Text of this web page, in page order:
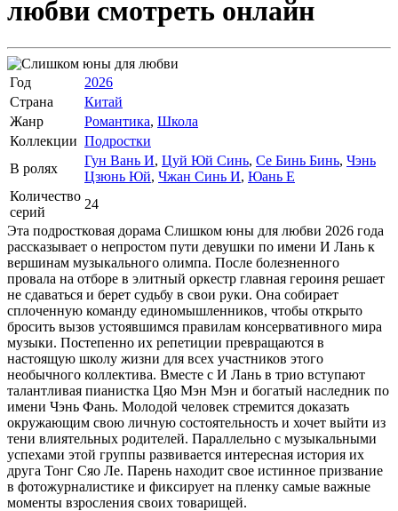
любви смотреть онлайн
Год
2026
Страна
Китай
Жанр
Романтика, Школа
Коллекции Подростки
В ролях
Гун Вань И, Цуй Юй Синь, Се Бинь Бинь, Чэнь
Цзюнь Юй, Чжан Синь И, Юань Е
Количество
серий
24
Эта подростковая дорама Слишком юны для любви 2026 года
рассказывает о непростом пути девушки по имени И Лань к
вершинам музыкального олимпа. После болезненного
провала на отборе в элитный оркестр главная героиня решает
не сдаваться и берет судьбу в свои руки. Она собирает
сплоченную команду единомышленников, чтобы открыто
бросить вызов устоявшимся правилам консервативного мира
музыки. Постепенно их репетиции превращаются в
настоящую школу жизни для всех участников этого
необычного коллектива. Вместе с И Лань в трио вступают
талантливая пианистка Цяо Мэн Мэн и богатый наследник по
имени Чэнь Фань. Молодой человек стремится доказать
окружающим свою личную состоятельность и хочет выйти из
тени влиятельных родителей. Параллельно с музыкальными
успехами этой группы развивается интересная история их
друга Тонг Сяо Ле. Парень находит свое истинное призвание
в фотожурналистике и фиксирует на пленку самые важные
моменты взросления своих товарищей.